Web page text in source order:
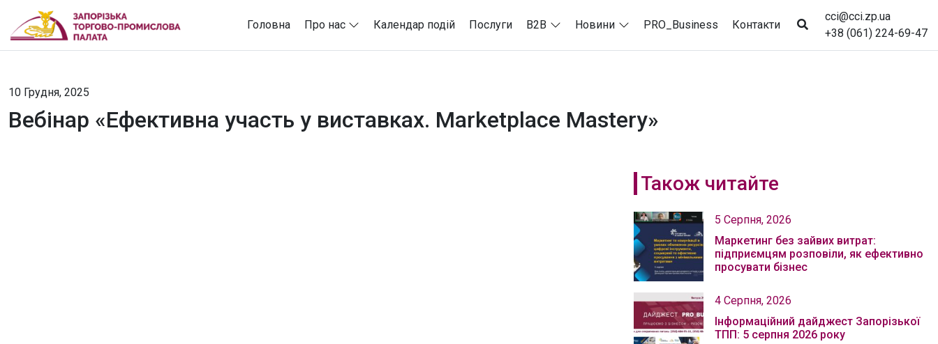
Головна Про нас Календар подій Послуги B2B Новини PRO_Business Контакти
cci@cci.zp.ua
+38 (061) 224-69-47
10 Грудня, 2025
Вебінар «Ефективна участь у виставках. Marketplace Mastery»
Також читайте
5 Серпня, 2026
Маркетинг без зайвих витрат:
підприємцям розповіли, як ефективно
просувати бізнес
4 Серпня, 2026
Інформаційний дайджест Запорізької
ТПП: 5 серпня 2026 року